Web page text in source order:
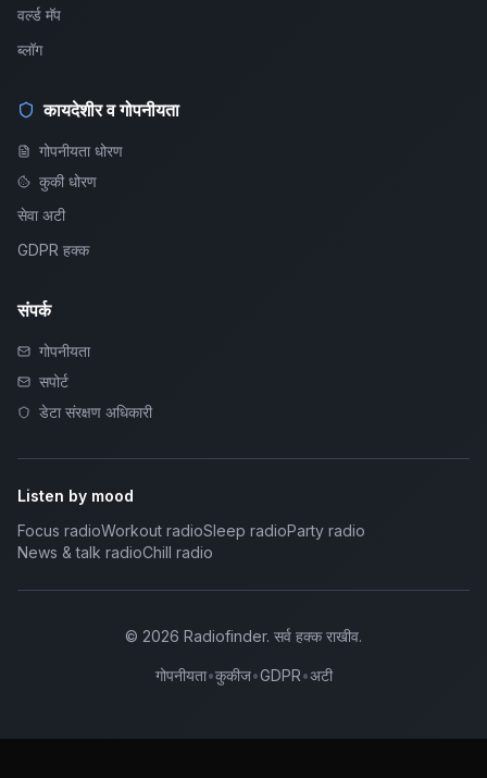
वर्ल्ड मॅप
ब्लॉग
कायदेशीर व गोपनीयता
गोपनीयता धोरण
कुकी धोरण
सेवा अटी
GDPR हक्क
संपर्क
गोपनीयता
सपोर्ट
डेटा संरक्षण अधिकारी
Listen by mood
Focus radioWorkout radioSleep radioParty radio
News & talk radioChill radio
© 2026 Radiofinder. सर्व हक्क राखीव.
गोपनीयता•कुकीज•GDPR•अटी